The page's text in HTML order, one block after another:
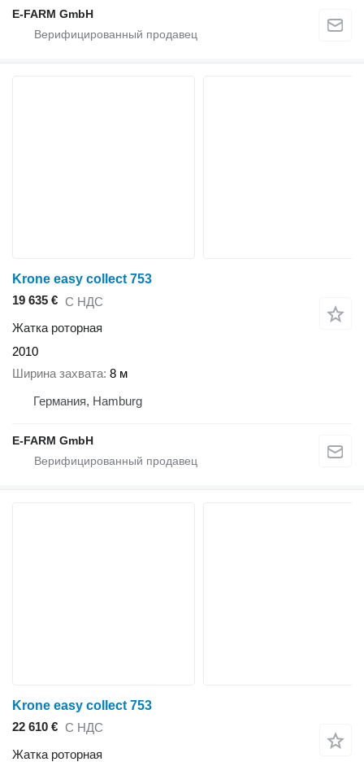
E-FARM GmbH
Krone easy collect 753
19 635 € С НДС
Жатка роторная
2010
Ширина захвата 8 м
Германия, Hamburg
E-FARM GmbH
Krone easy collect 753
22 610 € С НДС
Жатка роторная